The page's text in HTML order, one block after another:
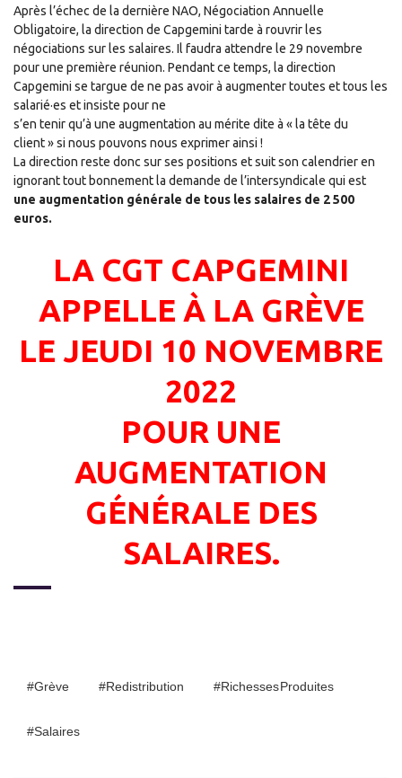
Après l’échec de la dernière NAO, Négociation Annuelle
Obligatoire, la direction de Capgemini tarde à rouvrir les
négociations sur les salaires. Il faudra attendre le 29 novembre
pour une première réunion. Pendant ce temps, la direction
Capgemini se targue de ne pas avoir à augmenter toutes et tous les
salarié·es et insiste pour ne
s’en tenir qu’à une augmentation au mérite dite à « la tête du
client » si nous pouvons nous exprimer ainsi !
La direction reste donc sur ses positions et suit son calendrier en
ignorant tout bonnement la demande de l’intersyndicale qui est
une augmentation générale de tous les salaires de 2 500
euros.
LA CGT CAPGEMINI
APPELLE À LA GRÈVE
LE JEUDI 10 NOVEMBRE
2022
POUR UNE
AUGMENTATION
GÉNÉRALE DES
SALAIRES.
#Grève #redistribution #richesses Produites
#salaires